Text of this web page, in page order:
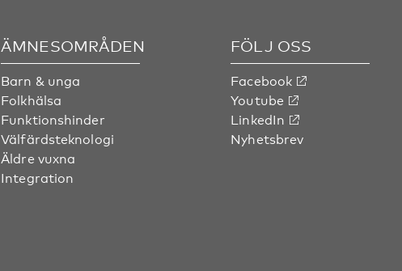
ÄMNESOMRÅDEN
Barn & unga
Folkhälsa
Funktionshinder
Välfärdsteknologi
Äldre vuxna
Integration
FÖLJ OSS
Facebook
Youtube
LinkedIn
Nyhetsbrev